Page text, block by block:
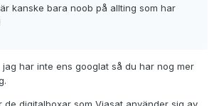
kanske bara noob på allting som har
har inte ens googlat så du har nog mer